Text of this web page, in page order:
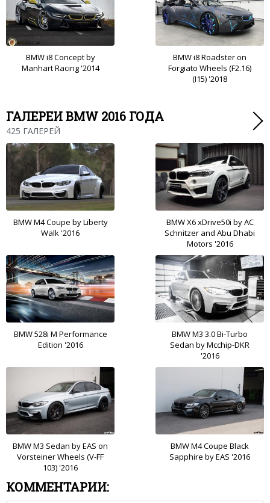
BMW i8 Concept by
Manhart Racing '2014
BMW i8 Roadster on
Forgiato Wheels (F2.16)
(I15) '2018
ГАЛЕРЕИ BMW 2016 ГОДА
425 ГАЛЕРЕЙ
BMW M4 Coupe by Liberty
Walk '2016
BMW X6 xDrive50i by AC
Schnitzer and Abu Dhabi
Motors '2016
BMW 528i M Performance
Edition '2016
BMW M3 3.0 Bi-Turbo
Sedan by Mcchip-DKR
'2016
BMW M3 Sedan by EAS on
Vorsteiner Wheels (V-FF
103) '2016
BMW M4 Coupe Black
Sapphire by EAS '2016
КОММЕНТАРИИ: